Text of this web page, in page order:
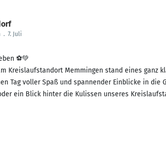
. 7. Juli
⚽💚
Kreislaufstandort Memmingen stand eines
Tag voller Spaß und spannender Einblicke in die
ein Blick hinter die Kulissen unseres